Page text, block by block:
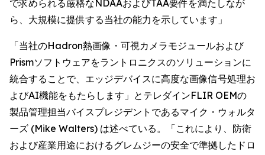
で求められる厳格なNDAAおよびTAA要件を満たしなが
ら、大規模に提供する当社の能力を示しています」
「当社のHadron熱画像・可視カメラモジュールおよび
Prismソフトウェアをラントロニクスのソリューションに
統合することで、エッジデバイスに高度な画像信号処理お
よびAI機能をもたらします」とテレダインFLIR OEMの
製品管理担当バイスプレジデントであるマイク・ウォルタ
ーズ (Mike Walters) は述べている。「これにより、防衛
および産業用途におけるグレムジーの安全で準拠したドロ